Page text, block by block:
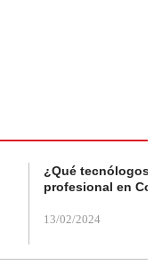
¿Qué tecnólogos
profesional en
13/02/2024